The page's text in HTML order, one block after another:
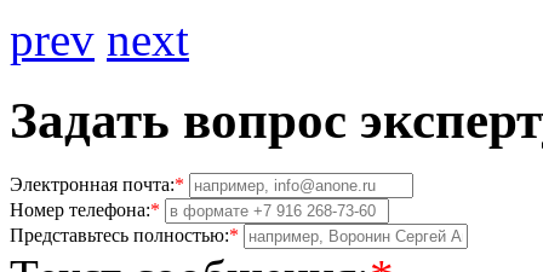
prev next
Задать вопрос
Электронная почта:*
Номер телефона:*
Представьтесь полностью:*